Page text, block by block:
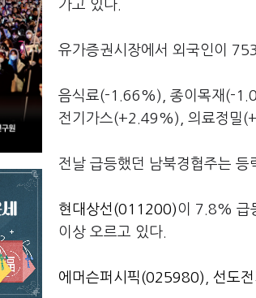
가고 있다.
유가증권시장에서 외국인이
음식료(-1.66%), 종이목재(-
전기가스(+2.49%), 의료정밀
전날 급등했던 남북경협주는 등
현대상선(011200)이 7.8% 급
이상 오르고 있다.
에머슨퍼시픽(025980) 선도